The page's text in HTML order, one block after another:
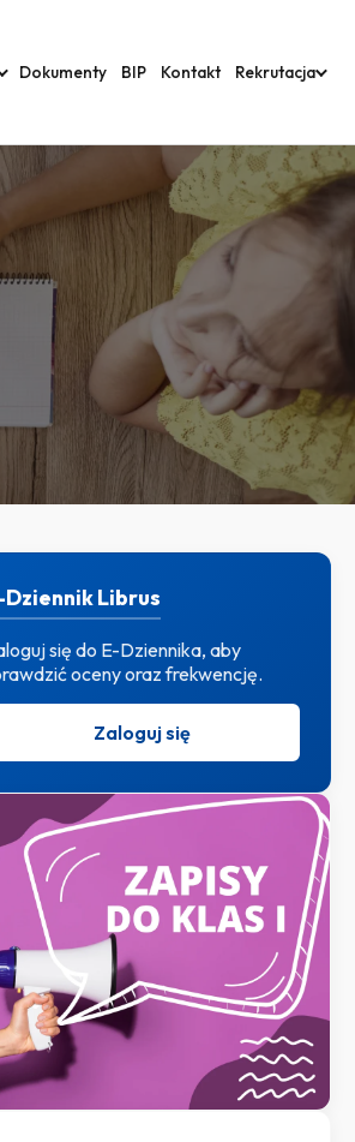
Dokumenty BIP Kontakt Rekrutacja
Dziennik Librus
się do E-Dziennika, aby
oceny oraz frekwencję.
Zaloguj się